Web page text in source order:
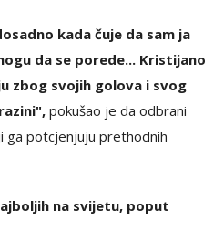
kada čuje da sam ja
da se porede... Kristijano
zbog svojih golova i svog
pokušao je da odbrani
ga potcjenjuju prethodnih
na svijetu, poput